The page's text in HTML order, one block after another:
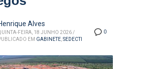
0
Alves
FEIRA, 18 JUNHO 2026/
EM GABINETE,SEDECTI